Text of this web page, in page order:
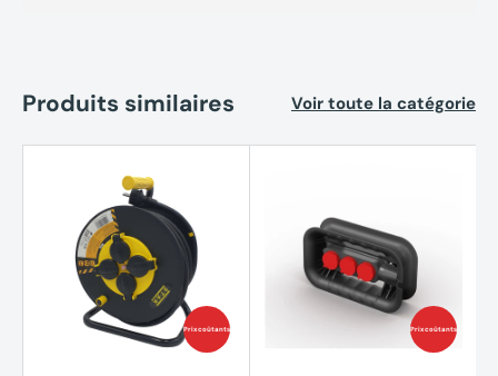
Produits similaires Voir toute la catégorie
Prix coûtants Prix coûtants